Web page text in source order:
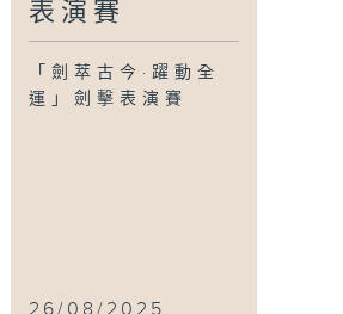
表演賽
「劍萃古今·躍動全
運」劍擊表演賽